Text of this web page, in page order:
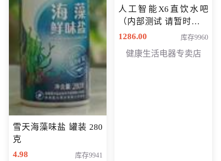
雪天海藻味盐 罐装 280
克
4.98
库存9941
人工智能X6直饮水吧
（内部测试 请暂时不要
购买）
1286.00 库存9960
健康生活电器专卖店